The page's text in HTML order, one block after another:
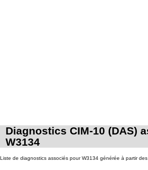
Diagnostics CIM-10 (DAS)
W3134
Liste de diagnostics associés pour W3134 générée à partir